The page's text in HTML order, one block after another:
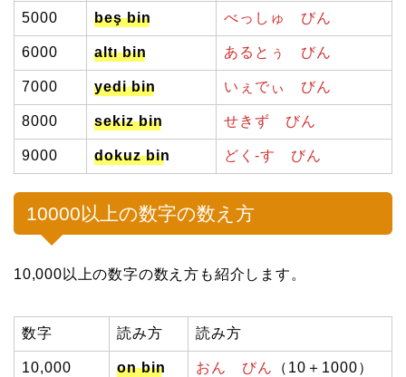
5000 beş bin べっしゅ びん
6000 altı bin あるとぅ びん
7000 yedi bin いぇでぃ びん
8000 sekiz bin せきず びん
9000 dokuz bin どく-す びん
10000以上の数字の数え方
10,000以上の数字の数え方も紹介します。
数字 読み方 読み方
10,000 on bin おん びん （10＋1000）